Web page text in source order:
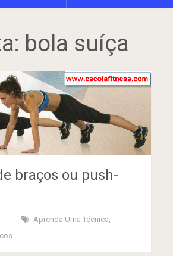
bola suíça
braços ou push-
Aprenda Uma Técnica